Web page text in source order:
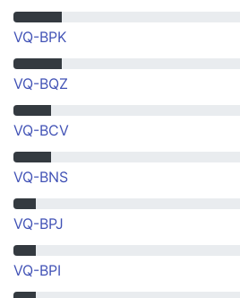
VQ-BPK
VQ-BQZ
VQ-BCV
VQ-BNS
VQ-BPJ
VQ-BPI